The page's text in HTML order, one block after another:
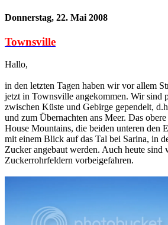
Donnerstag, 22. Mai 2008
Townsville
Hallo,
in den letzten Tagen haben wir vor allem
jetzt in Townsville angekommen. Wir sind
zwischen Küste und Gebirge gependelt,
und zum Übernachten ans Meer. Das
House Mountains, die beiden unteren den
mit einem Blick auf das Tal bei Sarina, in
Zucker angebaut werden. Auch heute sind
Zuckerrohrfeldern vorbeigefahren.